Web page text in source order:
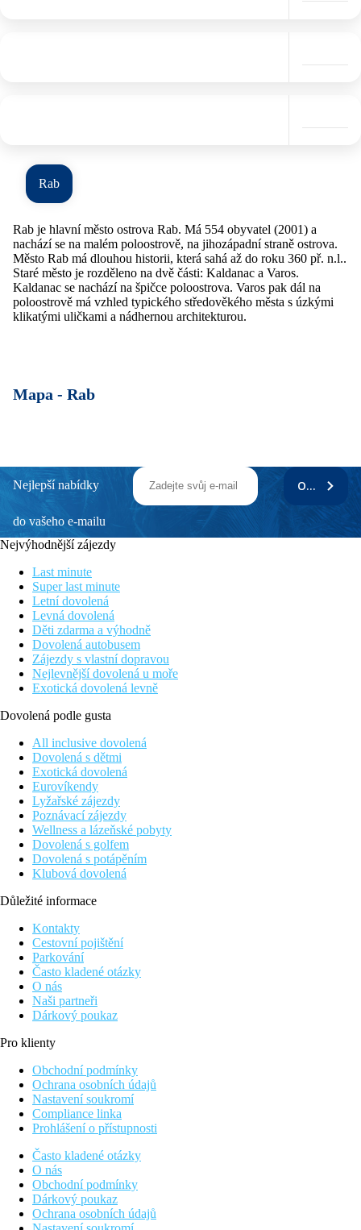
Rab
Rab je hlavní město ostrova Rab. Má 554 obyvatel (2001) a
nachází se na malém poloostrově, na jihozápadní straně ostrova.
Město Rab má dlouhou historii, která sahá až do roku 360 př. n.l..
Staré město je rozděleno na dvě části: Kaldanac a Varos.
Kaldanac se nachází na špičce poloostrova. Varos pak dál na
poloostrově má vzhled typického středověkého města s úzkými
klikatými uličkami a nádhernou architekturou.
Mapa - Rab
Nejlepší nabídky
do vašeho e-mailu
ODEBÍRAT
Nejvýhodnější zájezdy
Last minute
Super last minute
Letní dovolená
Levná dovolená
Děti zdarma a výhodně
Dovolená autobusem
Zájezdy s vlastní dopravou
Nejlevnější dovolená u moře
Exotická dovolená levně
Dovolená podle gusta
All inclusive dovolená
Dovolená s dětmi
Exotická dovolená
Eurovíkendy
Lyžařské zájezdy
Poznávací zájezdy
Wellness a lázeňské pobyty
Dovolená s golfem
Dovolená s potápěním
Klubová dovolená
Důležité informace
Kontakty
Cestovní pojištění
Parkování
Často kladené otázky
O nás
Naši partneři
Dárkový poukaz
Pro klienty
Obchodní podmínky
Ochrana osobních údajů
Nastavení soukromí
Compliance linka
Prohlášení o přístupnosti
Často kladené otázky
O nás
Obchodní podmínky
Dárkový poukaz
Ochrana osobních údajů